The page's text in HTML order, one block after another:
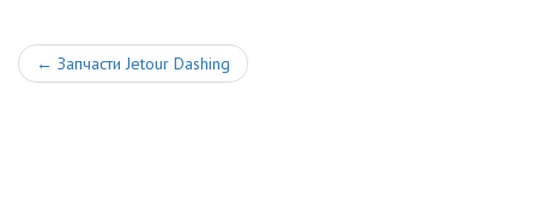
← Запчасти Jetour Dashing